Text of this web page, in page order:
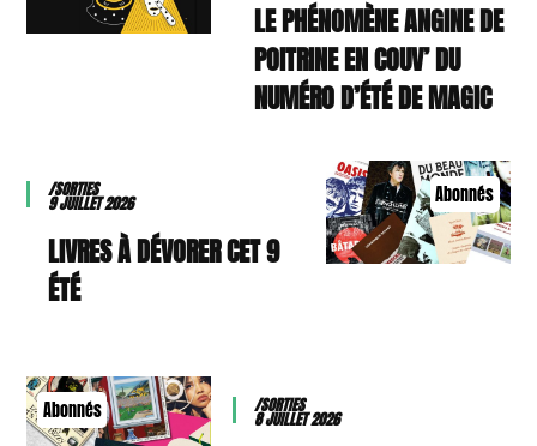
LE PHÉNOMÈNE ANGINE DE
POITRINE EN COUV’ DU
NUMÉRO D’ÉTÉ DE MAGIC
Abonnés
/SORTIES
9 JUILLET 2026
9 LIVRES À DÉVORER CET
ÉTÉ
Abonnés /SORTIES
8 JUILLET 2026